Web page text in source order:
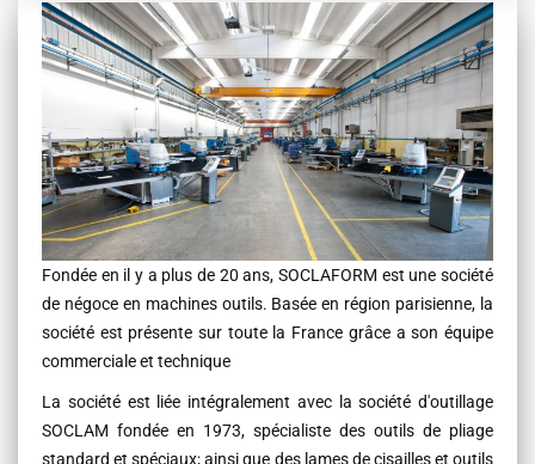
Contenu
Fondée en il y a plus de 20 ans, SOCLAFORM est une société
de négoce en machines outils. Basée en région parisienne, la
société est présente sur toute la France grâce a son équipe
commerciale et technique
La société est liée intégralement avec la société d'outillage
SOCLAM fondée en 1973, spécialiste des outils de pliage
standard et spéciaux; ainsi que des lames de cisailles et outils